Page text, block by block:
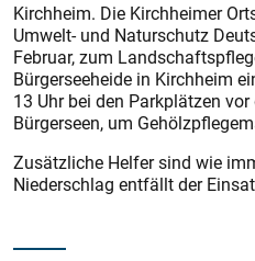
Kirchheim. Die Kirchheimer
Umwelt- und Naturschutz
Februar, zum
Bürgerseeheide in Kirchheim
13 Uhr bei den Parkplätzen
Bürgerseen, um
Zusätzliche Helfer sind wie
Niederschlag entfällt der